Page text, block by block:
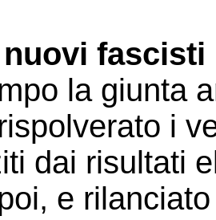
fascisti
la giunta
i
dai risultati
e